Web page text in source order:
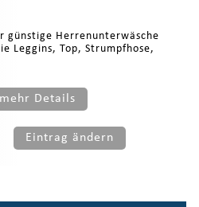
günstige Herrenunterwäsche
Leggins, Top, Strumpfhose,
mehr Details
Eintrag ändern